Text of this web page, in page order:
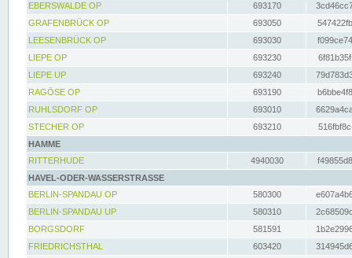
EBERSWALDE OP
693170
GRAFENBRÜCK OP
693050
LEESENBRÜCK OP
693030
LIEPE OP
693230
LIEPE UP
693240
RAGÖSE OP
693190
RUHLSDORF OP
693010
STECHER OP
693210
HAMME
RITTERHUDE
4940030
HAVEL-ODER-WASSERSTRASSE
BERLIN-SPANDAU OP
580300
BERLIN-SPANDAU UP
580310
BORGSDORF
581591
FRIEDRICHSTHAL
603420